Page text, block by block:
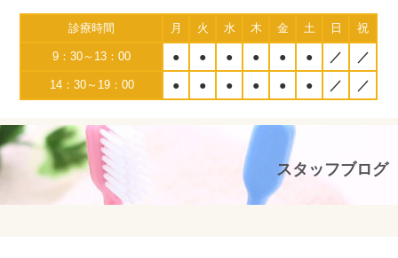
診療時間 月 火 水 木 金 土 日 祝
9：30～13：00 ● ● ● ● ● ● ／ ／
14：30～19：00 ● ● ● ● ● ● ／ ／
スタッフブログ